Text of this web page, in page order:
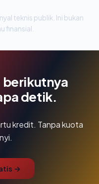
teknis publik. Ini bukan
finansial.
berikutnya
detik.
kredit. Tanpa kuota
→